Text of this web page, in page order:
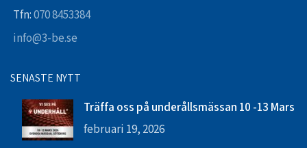
Tfn:070 8453384
info@3-be.se
SENASTE NYTT
Träffa oss på underållsmässan 10 -13 Mars
februari 19, 2026